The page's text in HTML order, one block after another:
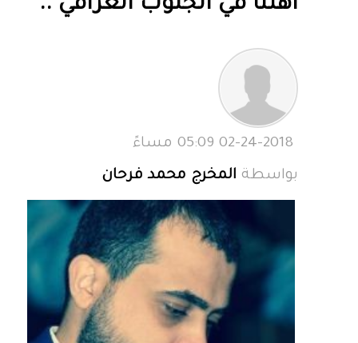
اهلنا في الجنوب العراقي ..
بواسطة المخرج محمد فرحان